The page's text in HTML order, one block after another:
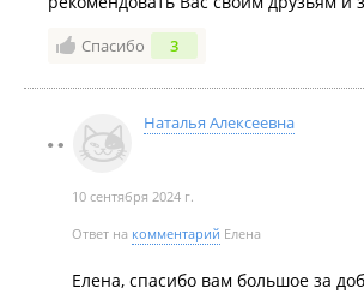
Спасибо 3
Наталья Алексеевна
10 сентября 2024 г.
Ответ на комментарий Елена
Елена, спасибо вам большое за